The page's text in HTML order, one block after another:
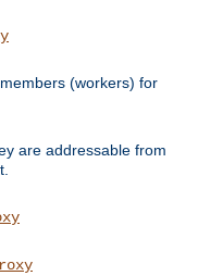
(workers) for
are addressable from